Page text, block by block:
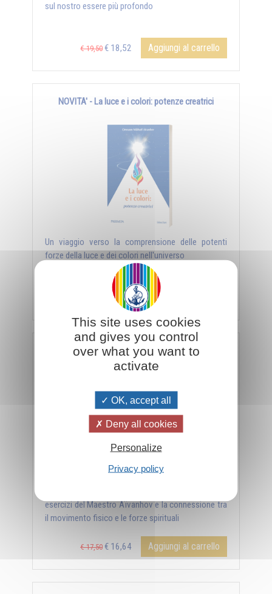
sul nostro essere più profondo
€ 19,50 € 18,52 Aggiungi al carrello
NOVITA' - La luce e i colori: potenze creatrici
Un viaggio verso la comprensione delle potenti
forze della luce e dei colori nell'universo
€ 16,64 Aggiungi al carrello
Nove simboli da vivere - Esercizi di ginnastica
esercizi del Maestro Aïvanhov e la connessione tra
il movimento fisico e le forze spirituali
€ 17,50 € 16,64 Aggiungi al carrello
This site uses cookies
and gives you control
over what you want to
activate
OK, accept all
Deny all cookies
Personalize
Privacy policy